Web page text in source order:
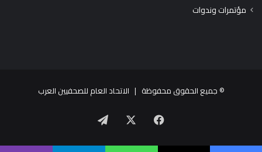
مؤتمرات وندوات
© جميع الحقوق محفوظة | الاتحاد العام للصحفيين العرب
فيسبوك تيلقرام